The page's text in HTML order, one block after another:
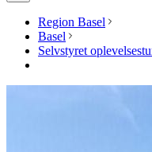
Region Basel
Basel
Selvstyret